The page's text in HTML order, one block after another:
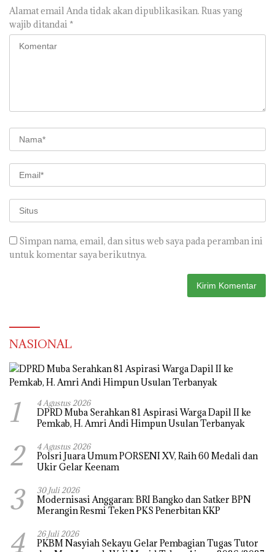
Alamat email Anda tidak akan dipublikasikan. Ruas yang
wajib ditandai *
Simpan nama, email, dan situs web saya pada peramban ini
untuk komentar saya berikutnya.
NASIONAL
1 4 Agustus 2026
DPRD Muba Serahkan 81 Aspirasi Warga Dapil II ke
Pemkab, H. Amri Andi Himpun Usulan Terbanyak
2 4 Agustus 2026
Polsri Juara Umum PORSENI XV, Raih 60 Medali dan
Ukir Gelar Keenam
3 30 Juli 2026
Modernisasi Anggaran: BRI Bangko dan Satker BPN
Merangin Resmi Teken PKS Penerbitan KKP
4 26 Juli 2026
PKBM Nasyiah Sekayu Gelar Pembagian Tugas Tutor